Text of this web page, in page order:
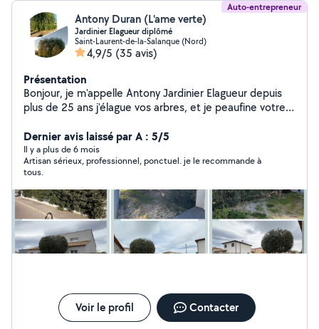
Auto-entrepreneur
Antony Duran (L'ame verte)
Jardinier Elagueur diplômé
Saint-Laurent-de-la-Salanque (Nord)
4,9/5 (35 avis)
Présentation
Bonjour, je m'appelle Antony Jardinier Elagueur depuis
plus de 25 ans j'élague vos arbres, et je peaufine votre
domaines me permet de vous proposer des prestations
et services sérieux selon vos besoins. J'ai la possibilité
de vous faire récupérer -50 % d'impôts sur les travaux ,
et entretien du Jardin N'hésitez pas à me contacter
pour un devis je viendrai dans la semaine, merci
Dernier avis laissé par A : 5/5
Il y a plus de 6 mois
Artisan sérieux, professionnel, ponctuel. je le recommande à
tous.
Voir le profil Contacter